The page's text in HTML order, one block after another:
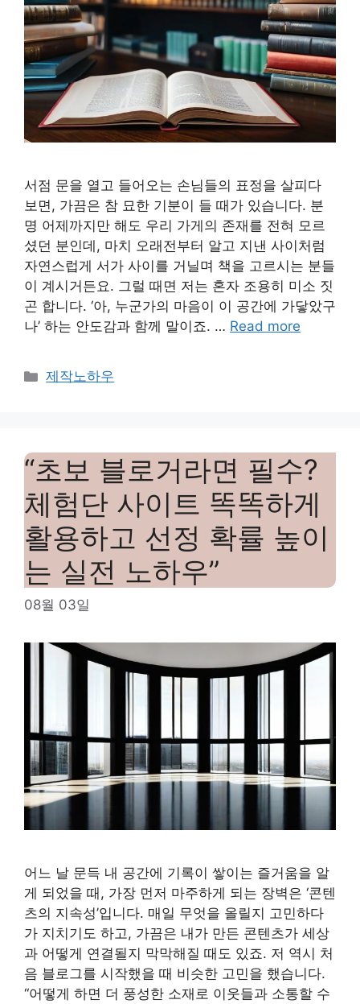
서점 문을 열고 들어오는 손님들의 표정을 살피다
보면, 가끔은 참 묘한 기분이 들 때가 있습니다. 분
명 어제까지만 해도 우리 가게의 존재를 전혀 모르
셨던 분인데, 마치 오래전부터 알고 지낸 사이처럼
자연스럽게 서가 사이를 거닐며 책을 고르시는 분들
이 계시거든요. 그럴 때면 저는 혼자 조용히 미소 짓
곤 합니다. ‘아, 누군가의 마음이 이 공간에 가닿았구
나’ 하는 안도감과 함께 말이죠. … Read more
Categories
제작노하우
“초보 블로거라면 필수?
체험단 사이트 똑똑하게
활용하고 선정 확률 높이
는 실전 노하우”
08월 03일
어느 날 문득 내 공간에 기록이 쌓이는 즐거움을 알
게 되었을 때, 가장 먼저 마주하게 되는 장벽은 ‘콘텐
츠의 지속성’입니다. 매일 무엇을 올릴지 고민하다
가 지치기도 하고, 가끔은 내가 만든 콘텐츠가 세상
과 어떻게 연결될지 막막해질 때도 있죠. 저 역시 처
음 블로그를 시작했을 때 비슷한 고민을 했습니다.
“어떻게 하면 더 풍성한 소재로 이웃들과 소통할 수